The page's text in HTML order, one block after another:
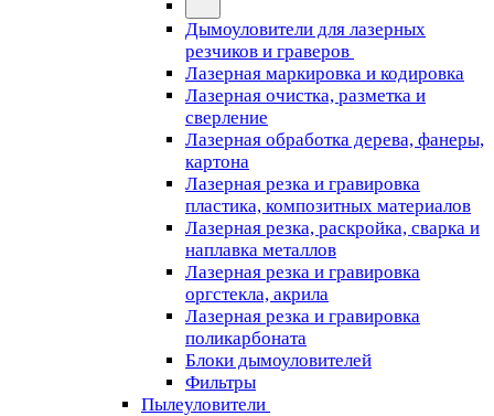
Дымоуловители для лазерных
резчиков и граверов
Лазерная маркировка и кодировка
Лазерная очистка, разметка и
сверление
Лазерная обработка дерева, фанеры,
картона
Лазерная резка и гравировка
пластика, композитных материалов
Лазерная резка, раскройка, сварка и
наплавка металлов
Лазерная резка и гравировка
оргстекла, акрила
Лазерная резка и гравировка
поликарбоната
Блоки дымоуловителей
Фильтры
Пылеуловители